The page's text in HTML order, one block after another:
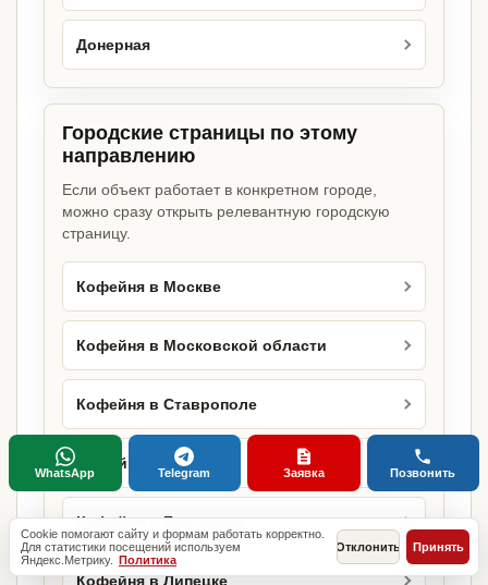
Донерная
Городские страницы по этому
направлению
Если объект работает в конкретном городе,
можно сразу открыть релевантную городскую
страницу.
Кофейня в Москве
Кофейня в Московской области
Кофейня в Ставрополе
Кофейня в Сочи
Кофейня в Белгороде
Кофейня в Липецке
Cookie помогают сайту и формам работать корректно.
Для статистики посещений используем
Яндекс.Метрику. Политика
Отклонить Принять
WhatsApp Telegram Заявка Позвонить